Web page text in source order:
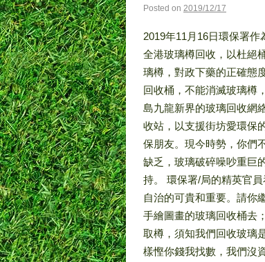
Posted on 2019/12/17
2019年11月16日環保署
全港玻璃樽回收，以杜絕
璃樽，對政下藥的正確態
回收桶，不能消滅玻璃樽
島九龍新界的玻璃回收網
收站，以支援街坊愛環保
保朋友。現今時勢，你們
缺乏，玻璃破碎噪吵重巨
持。 環保署/局的精英官
自治的可貴和重要。請你
手繪圖畫的玻璃回收桶去
取樽，須知我們回收玻璃
樣慳你錢我找數，我們沒